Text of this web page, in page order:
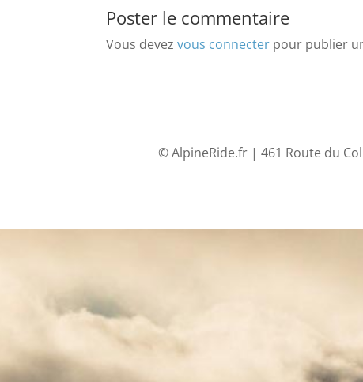
Poster le commentaire
Vous devezvous connecter pour publier
© AlpineRide.fr | 461 Route du